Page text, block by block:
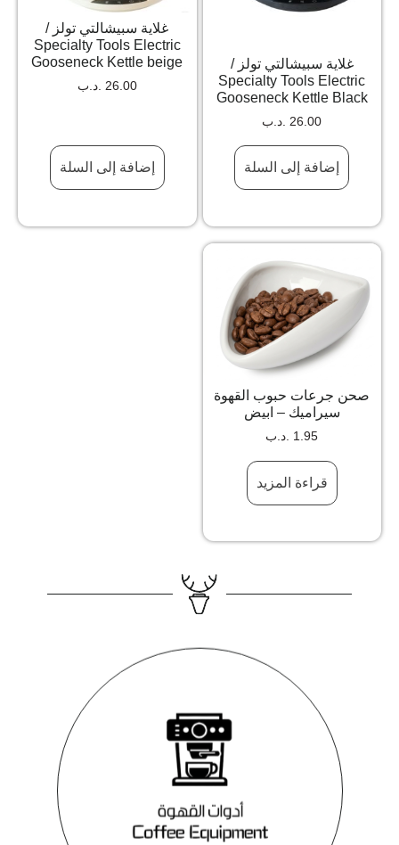
غلاية سبيشالتي تولز /
Specialty Tools Electric
Gooseneck Kettle Black
26.00 .د.ب
إضافة إلى السلة
غلاية سبيشالتي تولز /
Specialty Tools Electric
Gooseneck Kettle beige
26.00 .د.ب
إضافة إلى السلة
صحن جرعات حبوب القهوة
سيراميك – ابيض
1.95 .د.ب
قراءة المزيد